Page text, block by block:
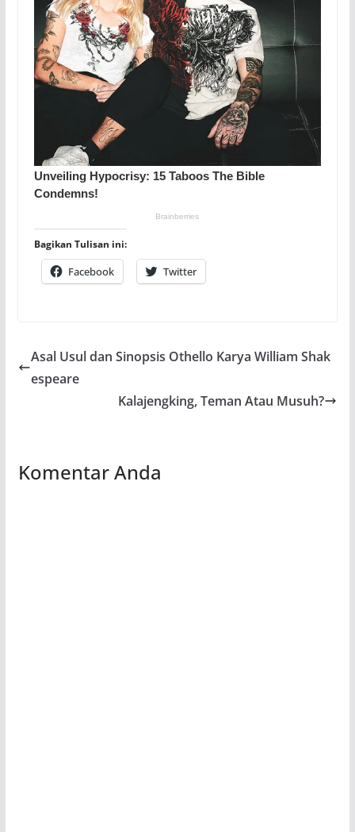
Bagikan Tulisan ini:
Facebook Twitter
Asal Usul dan Sinopsis Othello Karya William Shak
espeare
Kalajengking, Teman Atau Musuh?
Komentar Anda